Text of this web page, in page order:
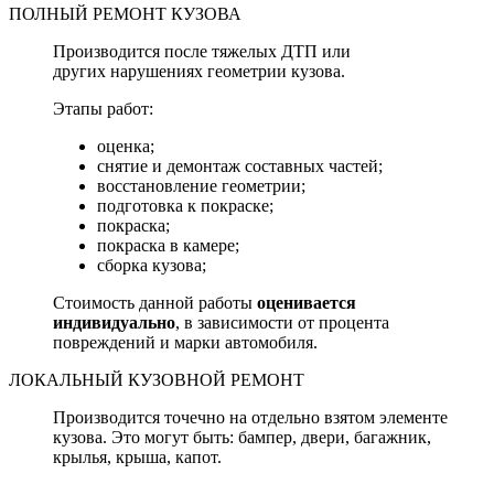
ПОЛНЫЙ РЕМОНТ КУЗОВА
Производится после тяжелых ДТП или
других нарушениях геометрии кузова.
Этапы работ:
оценка;
снятие и демонтаж составных частей;
восстановление геометрии;
подготовка к покраске;
покраска;
покраска в камере;
сборка кузова;
Стоимость данной работы оценивается
индивидуально, в зависимости от процента
повреждений и марки автомобиля.
ЛОКАЛЬНЫЙ КУЗОВНОЙ РЕМОНТ
Производится точечно на отдельно взятом элементе
кузова. Это могут быть: бампер, двери, багажник,
крылья, крыша, капот.